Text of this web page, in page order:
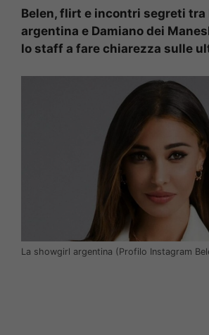
Belen, flirt e incontri segreti tra
argentina e Damiano dei
lo staff a fare chiarezza sulle
La showgirl argentina (Profilo Instagram